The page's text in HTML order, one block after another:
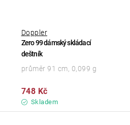
Zero 99 dámský skládací
deštník
Doppler
Skladem
748 Kč
průměr 91 cm, 0,099 g